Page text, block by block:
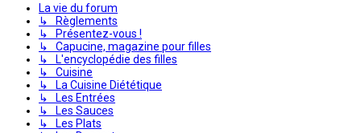
La vie du forum
↳ Règlements
↳ Présentez-vous !
↳ Capucine, magazine pour filles
↳ L'encyclopédie des filles
↳ Cuisine
↳ La Cuisine Diététique
↳ Les Entrées
↳ Les Sauces
↳ Les Plats